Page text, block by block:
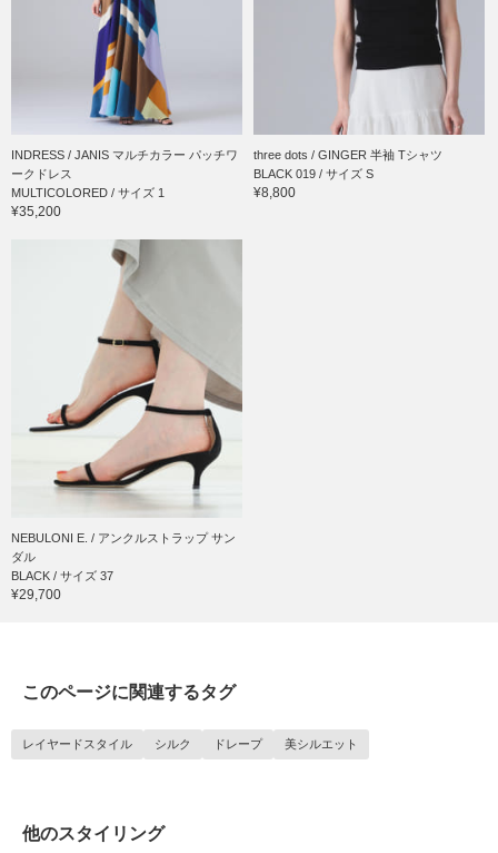
INDRESS / JANIS マルチカラー パッチワ
ークドレス
MULTICOLORED / サイズ 1
¥35,200
three dots / GINGER 半袖 Tシャツ
BLACK 019 / サイズ S
¥8,800
NEBULONI E. / アンクルストラップ サン
ダル
BLACK / サイズ 37
¥29,700
このページに関連するタグ
レイヤードスタイル シルク ドレープ 美シルエット
他のスタイリング